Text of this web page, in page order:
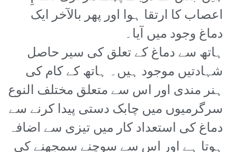
اعصاب کا ارتقا ہوا اور پھر بالآخر ایک
دماغ وجود میں آیا۔
ہاتھ سے دماغ کے تعلق کی سیر حاصل
شہادتیں موجود ہیں۔ ہاتھ کے کام کی
ہنر مندی اور اس سے متعلق مختلف النوع
سرگرمیوں میں چابک دستی پیدا کرنے سے
دماغ کی استعداد کار میں تیزی سے اضافہ